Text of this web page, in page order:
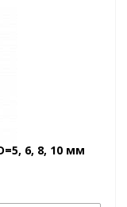
6, 8, 10 мм